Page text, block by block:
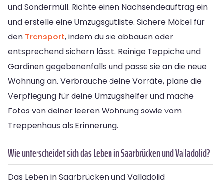
und Sondermüll. Richte einen Nachsendeauftrag ein
und erstelle eine Umzugsgutliste. Sichere Möbel für
den Transport, indem du sie abbauen oder
entsprechend sichern lässt. Reinige Teppiche und
Gardinen gegebenenfalls und passe sie an die neue
Wohnung an. Verbrauche deine Vorräte, plane die
Verpflegung für deine Umzugshelfer und mache
Fotos von deiner leeren Wohnung sowie vom
Treppenhaus als Erinnerung.
Wie unterscheidet sich das Leben in Saarbrücken und Valladolid?
Das Leben in Saarbrücken und Valladolid